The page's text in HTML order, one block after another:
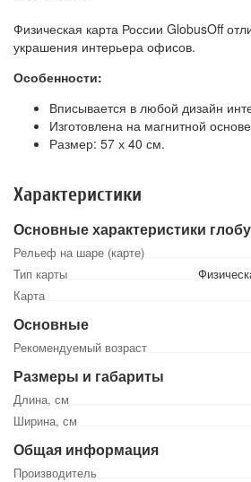
Физическая карта России GlobusOff
украшения интерьера офисов.
Особенности:
Вписывается в любой дизайн
Изготовлена на магнитной
Размер: 57 х 40 см.
Характеристики
Основные характеристики
Рельеф на шаре (карте)
Тип карты
Карта
Основные
Рекомендуемый возраст
Размеры и габариты
Длина, см
Ширина, см
Общая информация
Производитель